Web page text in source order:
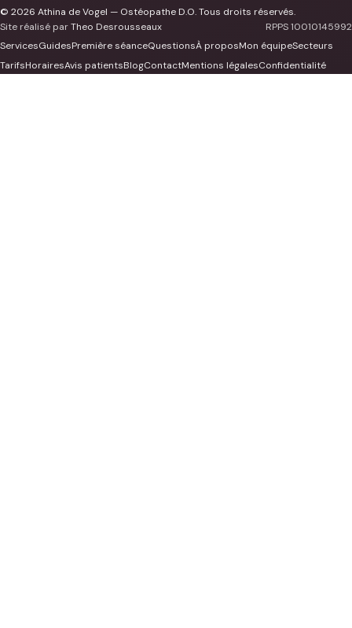
© 2026 Athina de Vogel — Ostéopathe D.O. Tous droits réservés.
Site réalisé parTheo Desrousseaux
RPPS 10010145992
ServicesGuidesPremière séanceQuestionsÀ proposMon équipeSecteurs
TarifsHorairesAvis patientsBlogContactMentions légalesConfidentialité